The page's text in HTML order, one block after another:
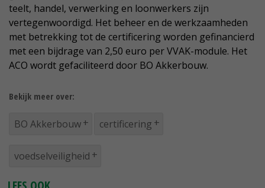
teelt, handel, verwerking en loonwerkers zijn
vertegenwoordigd. Het beheer en de werkzaamheden
met betrekking tot de certificering worden gefinancierd
met een bijdrage van 2,50 euro per VVAK-module. Het
ACO wordt gefaciliteerd door BO Akkerbouw.
Bekijk meer over:
BO Akkerbouw certificering
voedselveiligheid